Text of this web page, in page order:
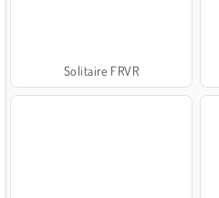
Solitaire FRVR